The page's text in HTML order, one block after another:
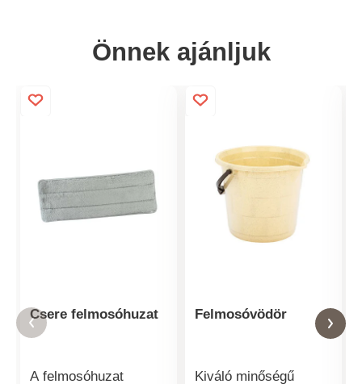
Önnek ajánljuk
Csere felmosóhuzat
A felmosóhuzat
Felmosóvödör
Kiváló minőségű